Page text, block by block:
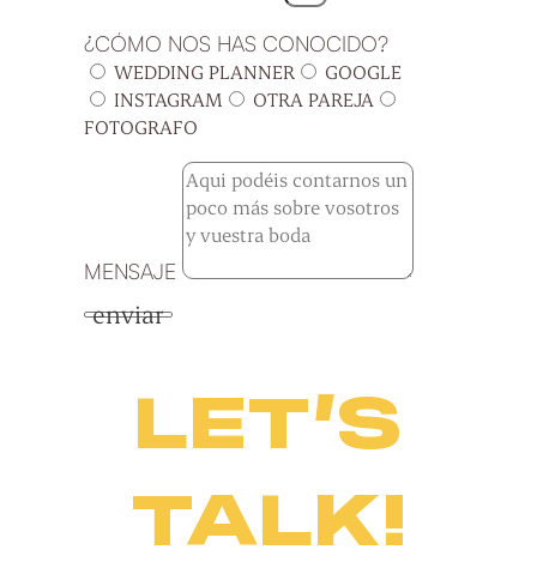
¿CÓMO NOS HAS CONOCIDO?
WEDDING PLANNER
GOOGLE
INSTAGRAM
OTRA PAREJA
FOTOGRAFO
MENSAJE
enviar
LET’S
TALK!